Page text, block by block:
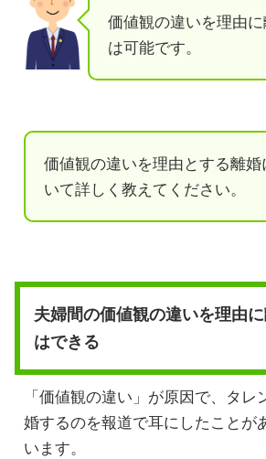
価値観の違いを理由
は可能です。
価値観の違いを理由とする離婚
いて詳しく教えてください。
夫婦間の価値観の違いを理由
はできる
「価値観の違い」が原因で、タレ
婚するのを報道で耳にしたことが
います。